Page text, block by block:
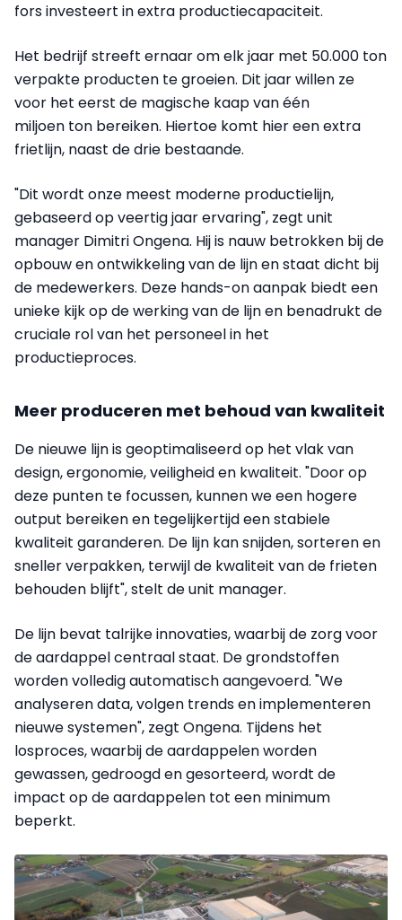
fors investeert in extra productiecapaciteit.
Het bedrijf streeft ernaar om elk jaar met 50.000 ton
verpakte producten te groeien. Dit jaar willen ze
voor het eerst de magische kaap van één
miljoen ton bereiken. Hiertoe komt hier een extra
frietlijn, naast de drie bestaande.
"Dit wordt onze meest moderne productielijn,
gebaseerd op veertig jaar ervaring", zegt unit
manager Dimitri Ongena. Hij is nauw betrokken bij de
opbouw en ontwikkeling van de lijn en staat dicht bij
de medewerkers. Deze hands-on aanpak biedt een
unieke kijk op de werking van de lijn en benadrukt de
cruciale rol van het personeel in het
productieproces.
Meer produceren met behoud van kwaliteit
De nieuwe lijn is geoptimaliseerd op het vlak van
design, ergonomie, veiligheid en kwaliteit. "Door op
deze punten te focussen, kunnen we een hogere
output bereiken en tegelijkertijd een stabiele
kwaliteit garanderen. De lijn kan snijden, sorteren en
sneller verpakken, terwijl de kwaliteit van de frieten
behouden blijft", stelt de unit manager.
De lijn bevat talrijke innovaties, waarbij de zorg voor
de aardappel centraal staat. De grondstoffen
worden volledig automatisch aangevoerd. "We
analyseren data, volgen trends en implementeren
nieuwe systemen", zegt Ongena. Tijdens het
losproces, waarbij de aardappelen worden
gewassen, gedroogd en gesorteerd, wordt de
impact op de aardappelen tot een minimum
beperkt.